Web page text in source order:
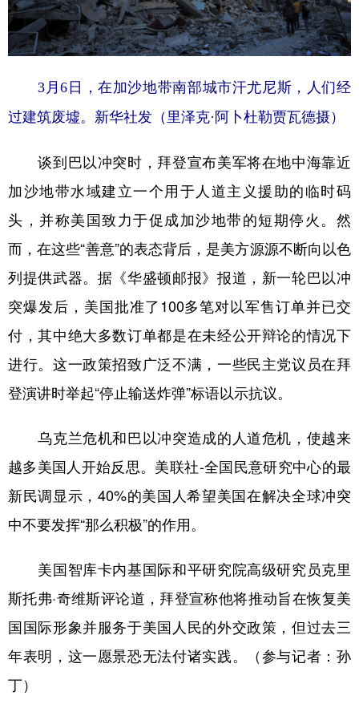
3月6日，在加沙地带南部城市汗尤尼斯，人们经
过建筑废墟。新华社发（里泽克·阿卜杜勒贾瓦德摄）
谈到巴以冲突时，拜登宣布美军将在地中海靠近
加沙地带水域建立一个用于人道主义援助的临时码
头，并称美国致力于促成加沙地带的短期停火。然
而，在这些“善意”的表态背后，是美方源源不断向以色
列提供武器。据《华盛顿邮报》报道，新一轮巴以冲
突爆发后，美国批准了100多笔对以军售订单并已交
付，其中绝大多数订单都是在未经公开辩论的情况下
进行。这一政策招致广泛不满，一些民主党议员在拜
登演讲时举起“停止输送炸弹”标语以示抗议。
乌克兰危机和巴以冲突造成的人道危机，使越来
越多美国人开始反思。美联社-全国民意研究中心的最
新民调显示，40%的美国人希望美国在解决全球冲突
中不要发挥“那么积极”的作用。
美国智库卡内基国际和平研究院高级研究员克里
斯托弗·奇维斯评论道，拜登宣称他将推动旨在恢复美
国国际形象并服务于美国人民的外交政策，但过去三
年表明，这一愿景恐无法付诸实践。（参与记者：孙
丁）